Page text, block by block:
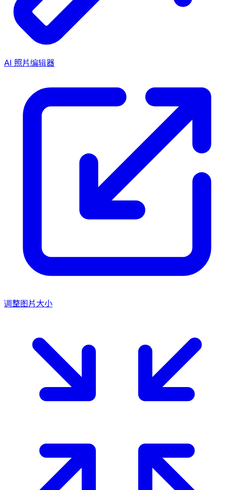
AI 照片编辑器
调整图片大小